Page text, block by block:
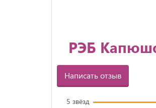
РЭБ
Написать отзыв
5 звёзд